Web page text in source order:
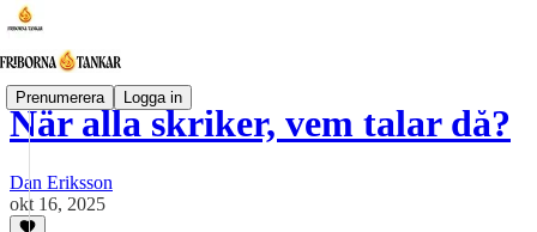
Prenumerera Logga in
När alla skriker, vem talar då?
Dan Eriksson
okt 16, 2025